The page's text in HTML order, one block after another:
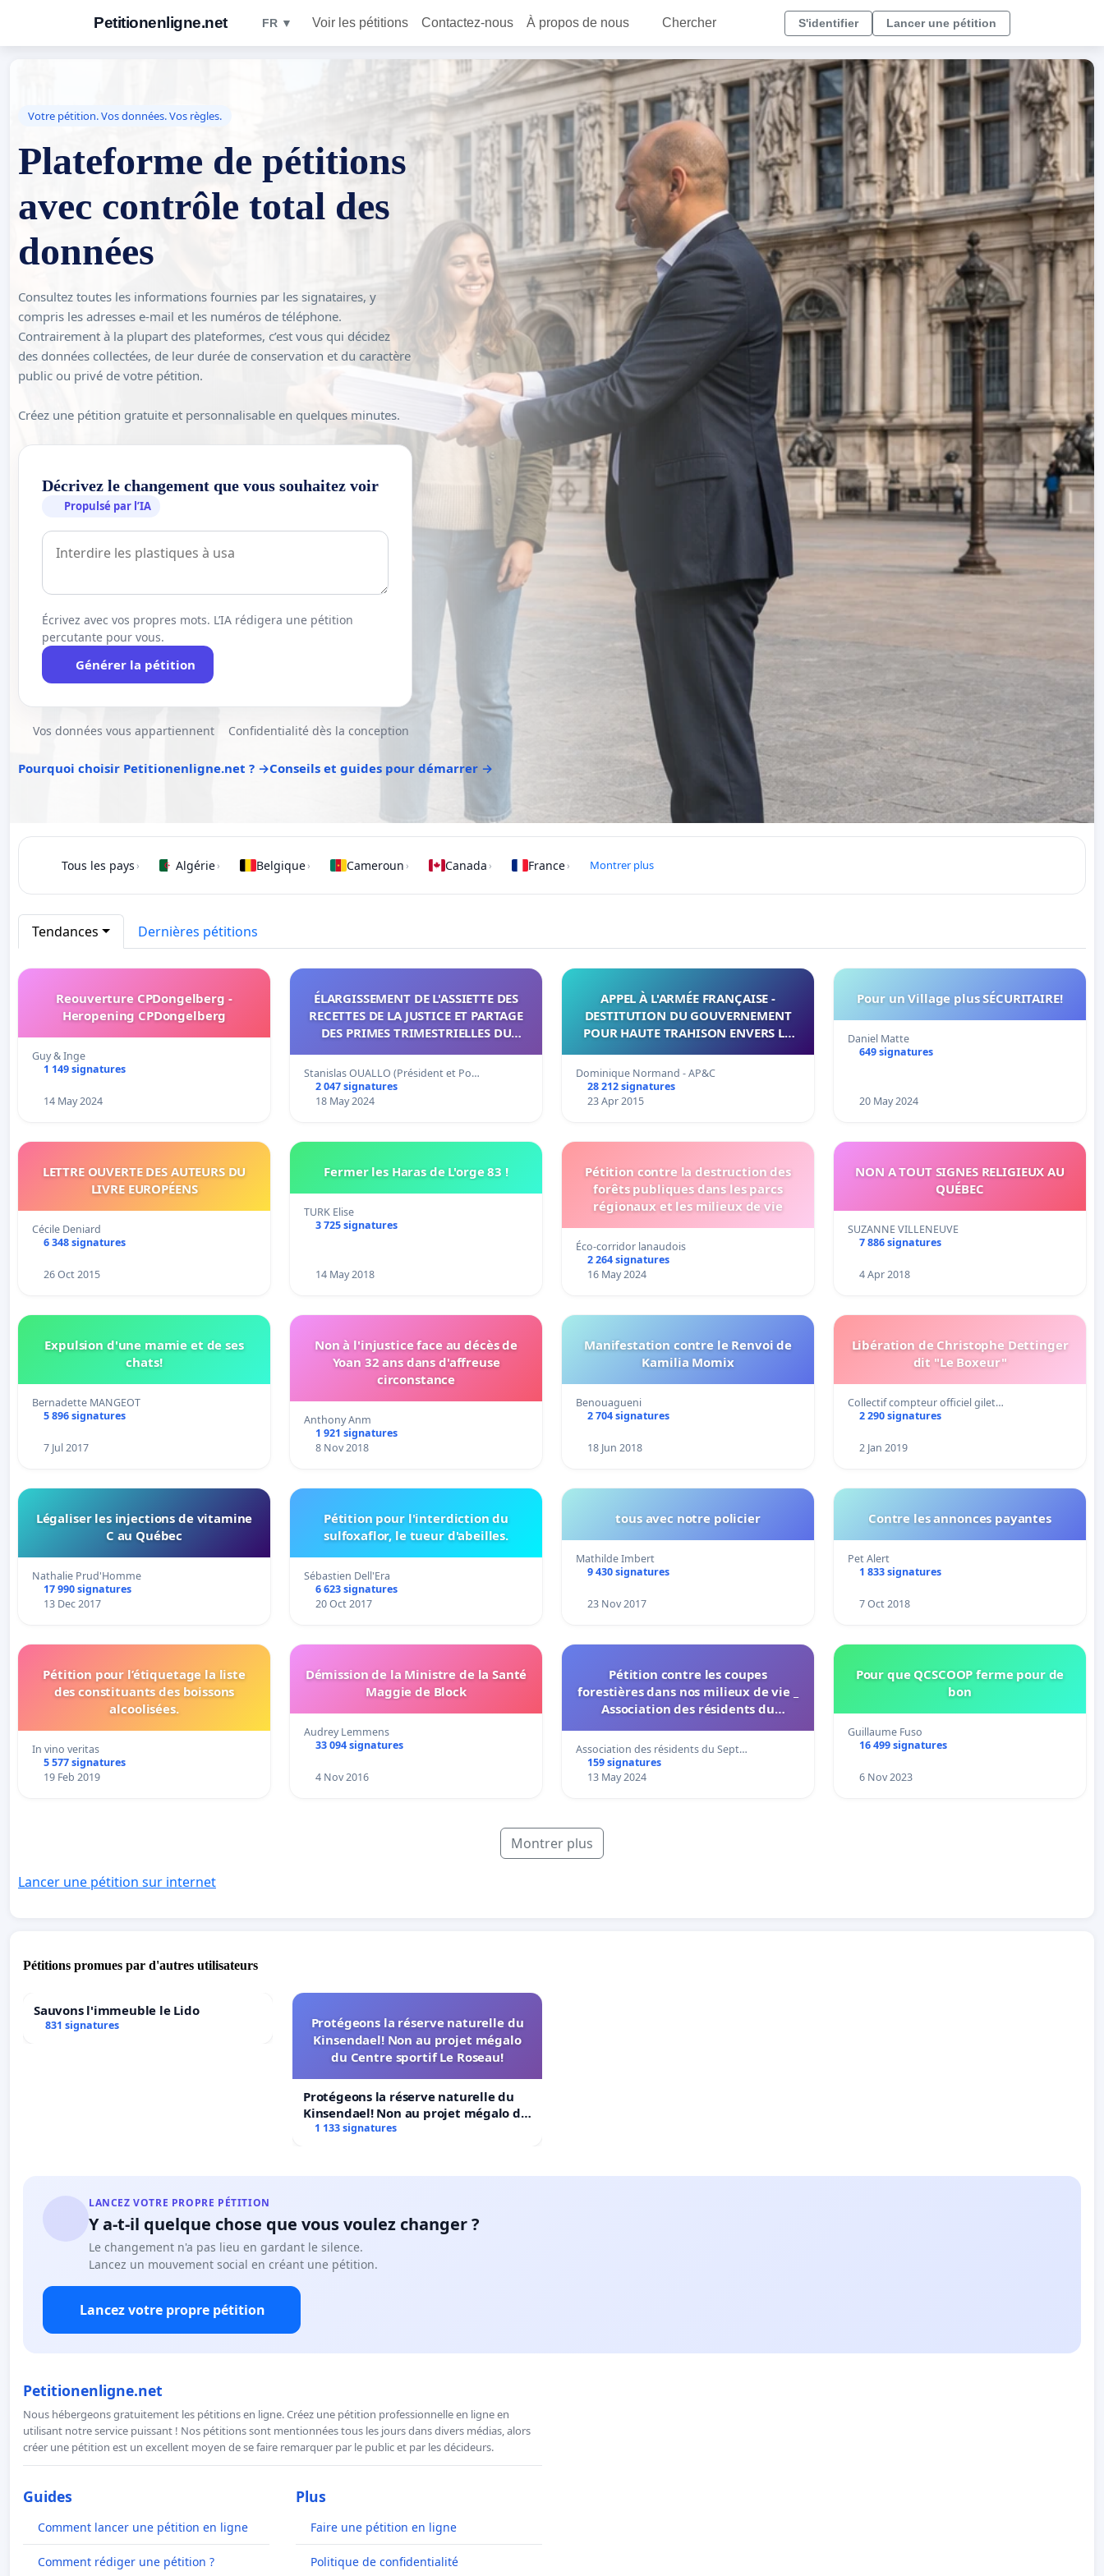
Petitionenligne.net FR ▼ Voir les pétitions Contactez-nous À propos de nous Chercher S'identifier Lancer une pétition
Votre pétition. Vos données. Vos règles.
Plateforme de pétitions
avec contrôle total des
données
Consultez toutes les informations fournies par les signataires, y
compris les adresses e-mail et les numéros de téléphone.
Contrairement à la plupart des plateformes, c’est vous qui décidez
des données collectées, de leur durée de conservation et du caractère
public ou privé de votre pétition.
Créez une pétition gratuite et personnalisable en quelques minutes.
Décrivez le changement que vous souhaitez voir
Propulsé par l’IA
Écrivez avec vos propres mots. L’IA rédigera une pétition
percutante pour vous.
Générer la pétition
Vos données vous appartiennent Confidentialité dès la conception
Pourquoi choisir Petitionenligne.net ? →Conseils et guides pour démarrer →
Tous les pays › Algérie› Belgique› Cameroun › Canada › France› Montrer plus
Tendances Dernières pétitions
Reouverture CPDongelberg -
Heropening CPDongelberg
Guy & Inge
1 149 signatures
14 May 2024
ÉLARGISSEMENT DE L'ASSIETTE DES
RECETTES DE LA JUSTICE ET PARTAGE
DES PRIMES TRIMESTRIELLES DU
D'IVOIRE PAR CATÉGORIE.
Stanislas OUALLO (Président et Po…
2 047 signatures
18 May 2024
APPEL À L'ARMÉE FRANÇAISE -
DESTITUTION DU GOUVERNEMENT
POUR HAUTE TRAHISON ENVERS LA
Dominique Normand - AP&C
28 212 signatures
23 Apr 2015
Pour un Village plus SÉCURITAIRE!
Daniel Matte
649 signatures
20 May 2024
LETTRE OUVERTE DES AUTEURS DU
LIVRE EUROPÉENS
Cécile Deniard
6 348 signatures
26 Oct 2015
Fermer les Haras de L'orge 83 !
TURK Elise
3 725 signatures
14 May 2018
Pétition contre la destruction des
forêts publiques dans les parcs
régionaux et les milieux de vie
Éco-corridor lanaudois
2 264 signatures
16 May 2024
NON A TOUT SIGNES RELIGIEUX AU
QUÉBEC
SUZANNE VILLENEUVE
7 886 signatures
4 Apr 2018
Expulsion d'une mamie et de ses
chats!
Bernadette MANGEOT
5 896 signatures
7 Jul 2017
Non à l'injustice face au décès de
Yoan 32 ans dans d'affreuse
circonstance
Anthony Anm
1 921 signatures
8 Nov 2018
Manifestation contre le Renvoi de
Kamilia Momix
Benouagueni
2 704 signatures
18 Jun 2018
Libération de Christophe Dettinger
dit "Le Boxeur"
Collectif compteur officiel gilet…
2 290 signatures
2 Jan 2019
Légaliser les injections de vitamine
C au Québec
Nathalie Prud'Homme
17 990 signatures
13 Dec 2017
Pétition pour l'interdiction du
sulfoxaflor, le tueur d'abeilles.
Sébastien Dell'Era
6 623 signatures
20 Oct 2017
tous avec notre policier
Mathilde Imbert
9 430 signatures
23 Nov 2017
Contre les annonces payantes
Pet Alert
1 833 signatures
7 Oct 2018
Pétition pour l’étiquetage la liste
des constituants des boissons
alcoolisées.
In vino veritas
5 577 signatures
19 Feb 2019
Démission de la Ministre de la Santé
Maggie de Block
Audrey Lemmens
33 094 signatures
4 Nov 2016
Pétition contre les coupes
forestières dans nos milieux de vie _
Association des résidents du
Association des résidents du Sept…
159 signatures
13 May 2024
Pour que QCSCOOP ferme pour de
bon
Guillaume Fuso
16 499 signatures
6 Nov 2023
Montrer plus
Lancer une pétition sur internet
Pétitions promues par d'autres utilisateurs
Sauvons l'immeuble le Lido
831 signatures
Protégeons la réserve naturelle du
Kinsendael! Non au projet mégalo
du Centre sportif Le Roseau!
Protégeons la réserve naturelle du
Kinsendael! Non au projet mégalo du
Centre sportif Le Roseau!
1 133 signatures
LANCEZ VOTRE PROPRE PÉTITION
Y a-t-il quelque chose que vous voulez changer ?
Le changement n'a pas lieu en gardant le silence.
Lancez un mouvement social en créant une pétition.
Lancez votre propre pétition
Petitionenligne.net
Nous hébergeons gratuitement les pétitions en ligne. Créez une pétition professionnelle en ligne en
utilisant notre service puissant ! Nos pétitions sont mentionnées tous les jours dans divers médias, alors
créer une pétition est un excellent moyen de se faire remarquer par le public et par les décideurs.
Guides
Comment lancer une pétition en ligne
Comment rédiger une pétition ?
Plus
Faire une pétition en ligne
Politique de confidentialité